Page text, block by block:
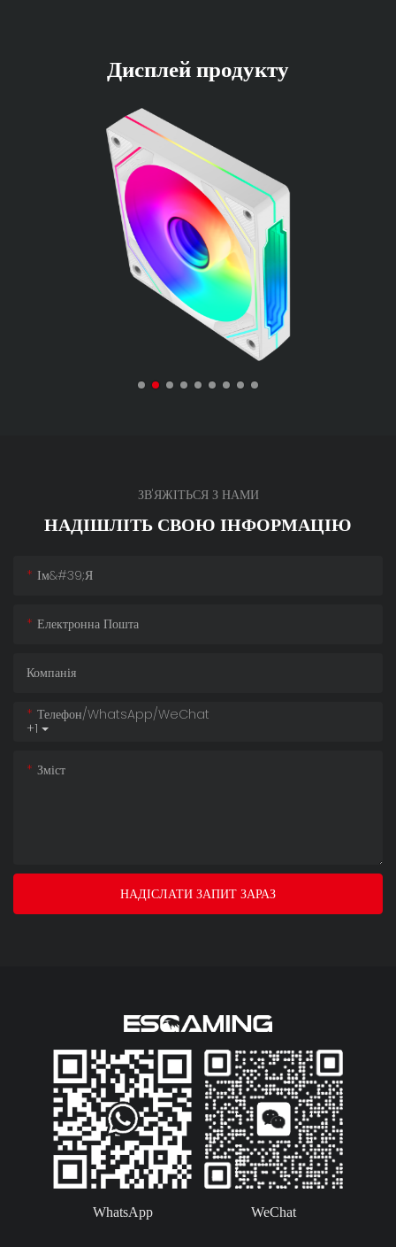
Дисплей продукту
ЗВ'ЯЖІТЬСЯ З НАМИ
НАДІШЛІТЬ СВОЮ ІНФОРМАЦІЮ
Ім&#39;я
Електронна Пошта
Компанія
+1
Телефон/WhatsApp/WeChat
Зміст
НАДІСЛАТИ ЗАПИТ ЗАРАЗ
WhatsApp WeChat